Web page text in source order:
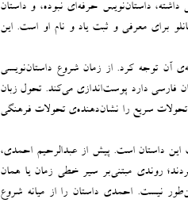
داستان‌نویس حرفه‌ای نبوده‌، و داستان
برای معرفی و ثبت یاد و نام او است. این
آن توجه کرد. از زمان شروع داستان‌نویسی
فارسی دارد پوست‌اندازی می‌کند. تحول زبان
سریع را نشان‌دهنده‌ی تحولات فرهنگی
این داستان است. پیش از عبدالرحیم احمدی،
روندی مبتنی‌بر سیر خطی زمان یا همان
نیست. احمدی داستان را از میانه شروع